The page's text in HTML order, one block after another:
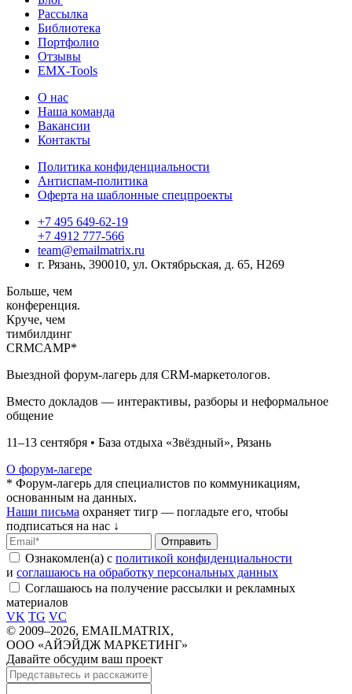
Рассылка
Библиотека
Портфолио
Отзывы
EMX-Tools
О нас
Наша команда
Вакансии
Контакты
Политика конфиденциальности
Антиспам-политика
Оферта на шаблонные спецпроекты
+7 495 649-62-19
+7 4912 777-566
team@emailmatrix.ru
г. Рязань, 390010, ул. Октябрьская, д. 65, H269
Больше, чем
конференция.
Круче, чем
тимбилдинг
CRMCAMP*
Выездной форум-лагерь для CRM-маркетологов.
Вместо докладов — интерактивы, разборы и неформальное
общение
11–13 сентября • База отдыха «Звёздный», Рязань
О форум-лагере
* Форум-лагерь для специалистов по коммуникациям,
основанным на данных.
Наши письма охраняет тигр — погладьте его, чтобы
подписаться на нас ↓
Отправить
Ознакомлен(а) с политикой конфиденциальности
и соглашаюсь на обработку персональных данных
Соглашаюсь на получение рассылки и рекламных
материалов
VK TG VC
© 2009–2026, EMAILMATRIX,
ООО «АЙЭЙДЖ МАРКЕТИНГ»
Давайте обсудим ваш проект